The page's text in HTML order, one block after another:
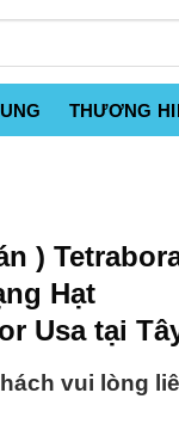
THƯƠNG
)
Hạt
Usa tại
vui lòng